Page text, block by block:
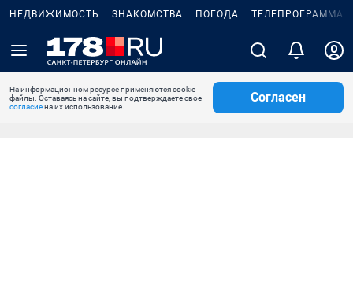
НЕДВИЖИМОСТЬ ЗНАКОМСТВА ПОГОДА ТЕЛЕПРОГРАММА
На информационном ресурсе применяются cookie-
файлы. Оставаясь на сайте, вы подтверждаете свое
согласиена их использование.
Согласен